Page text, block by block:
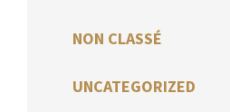
NON CLASSÉ
UNCATEGORIZED